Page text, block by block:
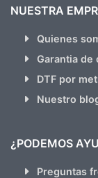
NUESTRA
Quienes
Garantia de
DTF por
Nuestro
¿PODEMOS
Preguntas